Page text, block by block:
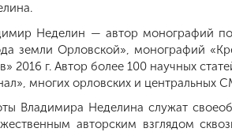
Неделин — автор монографий
земли Орловской», монографий
2016 г. Автор более 100 научных
многих орловских и центральных
Владимира Неделина служат
авторским взглядом